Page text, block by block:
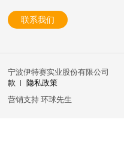
联系我们
宁波伊特赛实业股份有限公司
款
隐私政策
营销支持环球先生